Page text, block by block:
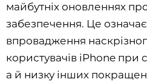
майбутніх оновленнях
забезпечення. Це
впровадження
користувачів iPhone при
а й низку інших